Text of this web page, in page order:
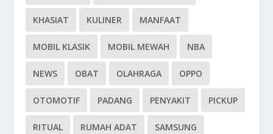
KHASIAT KULINER MANFAAT
MOBIL KLASIK MOBIL MEWAH NBA
NEWS OBAT OLAHRAGA OPPO
OTOMOTIF PADANG PENYAKIT PICKUP
RITUAL RUMAH ADAT SAMSUNG